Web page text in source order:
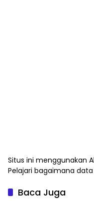
Situs ini menggunakan
Pelajari bagaimana
Baca Juga